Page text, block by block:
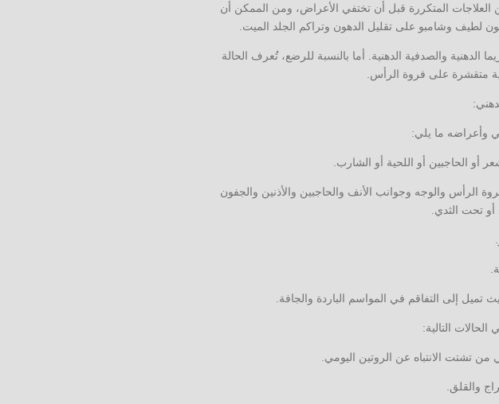
العلاجات المتكررة قبل أن تختفي الأعراض، ومن الممكن أن
لطيف وشامبو على تقليل الدهون وتراكم الجلد الميت.
الدهنية والصدفية الدهنية. أما بالنسبة للرضع، تُعرف الحالة
متقشرة على فروة الرأس.
وأعراضه ما يلي:
الحاجبين أو اللحية أو الشارب.
والوجه وجوانب الأنف والحاجبين والأذنين والجفون
تحت الثدي.
إلى التفاقم في المواسم الباردة والجافة.
التالية:
من تشتت الانتباه عن الروتين اليومي.
والقلق.